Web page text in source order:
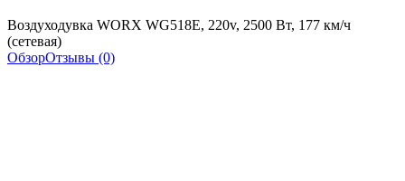
Воздуходувка WORX WG518E, 220v, 2500 Вт, 177 км/ч
(сетевая)
ОбзорОтзывы (0)